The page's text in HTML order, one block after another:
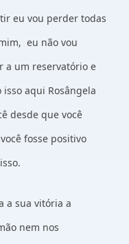
eu vou perder todas
eu não vou
a um reservatório e
aqui Rosângela
desde que você
fosse positivo
a sua vitória a
nem nos